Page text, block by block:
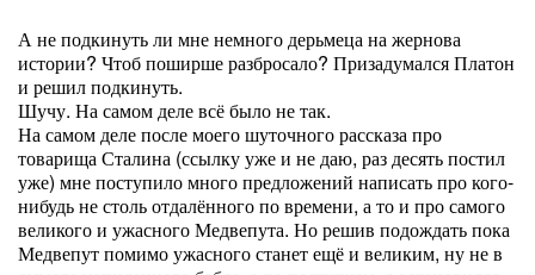
А не подкинуть ли мне немного дерьмеца на жернова
истории? Чтоб поширше разбросало? Призадумался Платон
и решил подкинуть.
Шучу. На самом деле всё было не так.
На самом деле после моего шуточного рассказа про
товарища Сталина (ссылку уже и не даю, раз десять постил
уже) мне поступило много предложений написать про кого-
нибудь не столь отдалённого по времени, а то и про самого
великого и ужасного Медвепута. Но решив подождать пока
Медвепут помимо ужасного станет ещё и великим, ну не в